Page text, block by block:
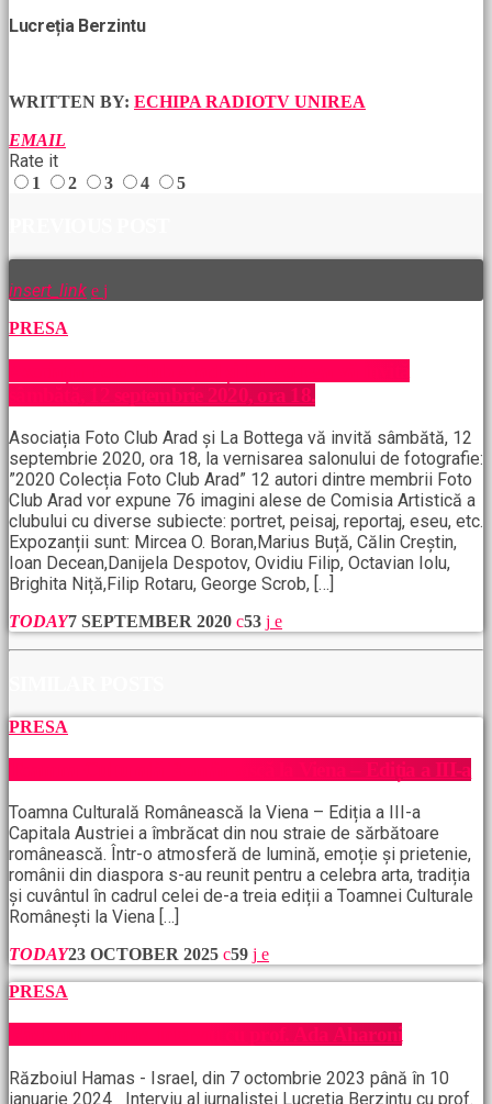
Lucreția Berzintu
WRITTEN BY: ECHIPA RADIOTV UNIREA
EMAIL
Rate it
1 2 3 4 5
insert_link
PRESA
sâmbătă, 12 septembrie 2020, ora 18.
Asociația Foto Club Arad și La Bottega vă invită sâmbătă, 12
septembrie 2020, ora 18, la vernisarea salonului de fotografie:
”2020 Colecția Foto Club Arad” 12 autori dintre membrii Foto
Club Arad vor expune 76 imagini alese de Comisia Artistică a
clubului cu diverse subiecte: portret, peisaj, reportaj, eseu, etc.
Expozanții sunt: Mircea O. Boran,Marius Buță, Călin Creștin,
Ioan Decean,Danijela Despotov, Ovidiu Filip, Octavian Iolu,
Brighita Niță,Filip Rotaru, George Scrob, […]
TODAY7 SEPTEMBER 2020 53
PRESA
Toamna Culturală Românească la Viena – Ediția a III-a
Toamna Culturală Românească la Viena – Ediția a III-a
Capitala Austriei a îmbrăcat din nou straie de sărbătoare
românească. Într-o atmosferă de lumină, emoție și prietenie,
românii din diaspora s-au reunit pentru a celebra arta, tradiția
și cuvântul în cadrul celei de-a treia ediții a Toamnei Culturale
Românești la Viena […]
TODAY23 OCTOBER 2025
59
PRESA
Războiul Hamas, interviu cu prof. Ada Aharoni
Războiul Hamas - Israel, din 7 octombrie 2023 până în 10
ianuarie 2024 Interviu al jurnalistei Lucretia Berzintu cu prof.